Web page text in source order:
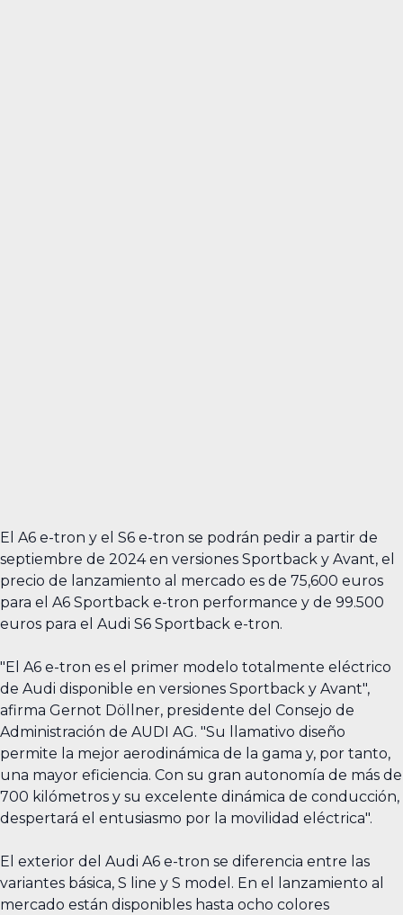
El A6 e-tron y el S6 e-tron se podrán pedir a partir de
septiembre de 2024 en versiones Sportback y Avant, el
precio de lanzamiento al mercado es de 75,600 euros
para el A6 Sportback e-tron performance y de 99.500
euros para el Audi S6 Sportback e-tron.
"El A6 e-tron es el primer modelo totalmente eléctrico
de Audi disponible en versiones Sportback y Avant",
afirma Gernot Döllner, presidente del Consejo de
Administración de AUDI AG. "Su llamativo diseño
permite la mejor aerodinámica de la gama y, por tanto,
una mayor eficiencia. Con su gran autonomía de más de
700 kilómetros y su excelente dinámica de conducción,
despertará el entusiasmo por la movilidad eléctrica".
El exterior del Audi A6 e-tron se diferencia entre las
variantes básica, S line y S model. En el lanzamiento al
mercado están disponibles hasta ocho colores